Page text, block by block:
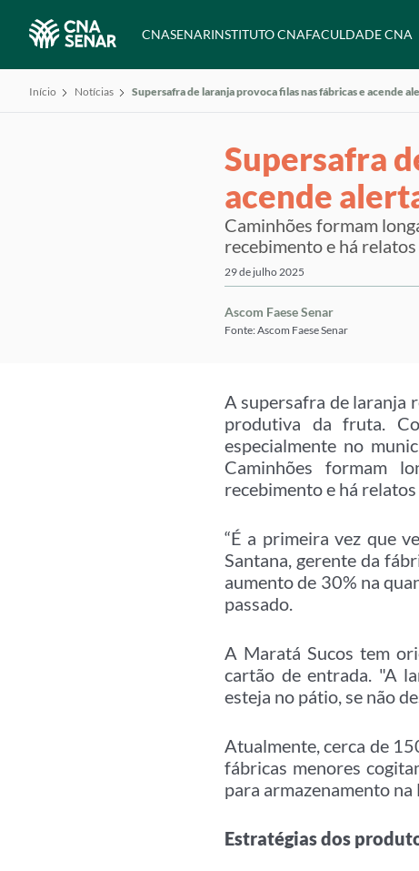
CNASENARINSTITUTO CNAFACULDADE CNA
Início Notícias Supersafra de laranja provoca filas nas fábricas e acende
Supersafra
acende
Caminhões formam
recebimento e há
29 de julho 2025
Ascom Faese Senar
Fonte: Ascom Faese Senar
A supersafra de laranja
produtiva da fruta.
especialmente no
Caminhões formam
recebimento e há
“É a primeira vez que
Santana, gerente da
aumento de 30% na
passado.
A Maratá Sucos tem
cartão de entrada. "A
esteja no pátio, se não
Atualmente, cerca de
fábricas menores
para armazenamento na
Estratégias dos